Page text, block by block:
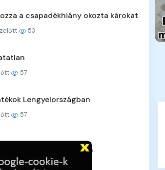
a csapadékhiány okozta károkat
53
57
Lengyelországban
57
szélrekord (2026.07.27.)
55